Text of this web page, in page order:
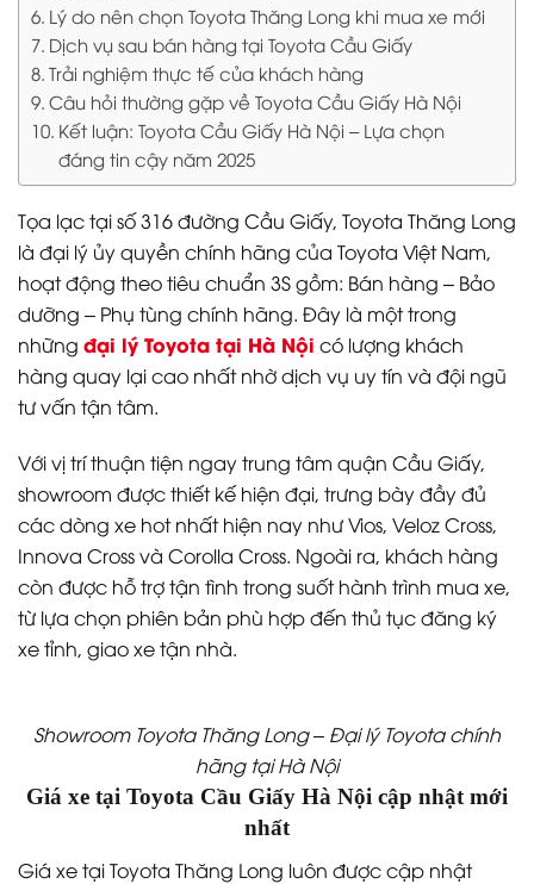
Lý do nên chọn Toyota Thăng Long khi mua xe mới
Dịch vụ sau bán hàng tại Toyota Cầu Giấy
Trải nghiệm thực tế của khách hàng
Câu hỏi thường gặp về Toyota Cầu Giấy Hà Nội
Kết luận: Toyota Cầu Giấy Hà Nội – Lựa chọn
đáng tin cậy năm 2025
Tọa lạc tại số 316 đường Cầu Giấy, Toyota Thăng Long
là đại lý ủy quyền chính hãng của Toyota Việt Nam,
hoạt động theo tiêu chuẩn 3S gồm: Bán hàng – Bảo
dưỡng – Phụ tùng chính hãng. Đây là một trong
những đại lý Toyota tại Hà Nội có lượng khách
hàng quay lại cao nhất nhờ dịch vụ uy tín và đội ngũ
tư vấn tận tâm.
Với vị trí thuận tiện ngay trung tâm quận Cầu Giấy,
showroom được thiết kế hiện đại, trưng bày đầy đủ
các dòng xe hot nhất hiện nay như Vios, Veloz Cross,
Innova Cross và Corolla Cross. Ngoài ra, khách hàng
còn được hỗ trợ tận tình trong suốt hành trình mua xe,
từ lựa chọn phiên bản phù hợp đến thủ tục đăng ký
xe tỉnh, giao xe tận nhà.
Showroom Toyota Thăng Long – Đại lý Toyota chính
hãng tại Hà Nội
Giá xe tại Toyota Cầu Giấy Hà Nội cập nhật mới
nhất
Giá xe tại Toyota Thăng Long luôn được cập nhật